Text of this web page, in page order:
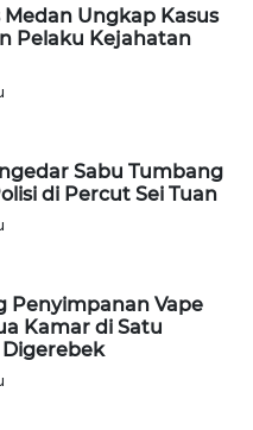
Medan Ungkap Kasus
Pelaku Kejahatan
Sabu Tumbang
di Percut Sei Tuan
Penyimpanan Vape
Kamar di Satu